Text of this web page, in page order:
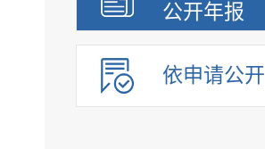
公开年报
依申请公开